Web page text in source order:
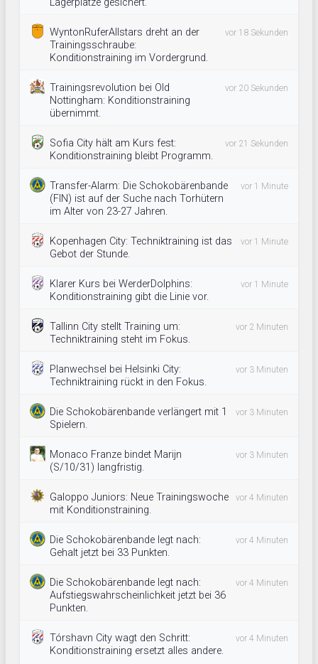
Lagerplätze gesichert.
WyntonRuferAllstars dreht an der
Trainingsschraube:
Konditionstraining im Vordergrund.
vor 18 Sekunden
Trainingsrevolution bei Old
Nottingham: Konditionstraining
übernimmt.
vor 20 Sekunden
Sofia City hält am Kurs fest:
Konditionstraining bleibt Programm.
vor 21 Sekunden
Transfer-Alarm: Die Schokobärenbande
(FIN) ist auf der Suche nach Torhütern
im Alter von 23-27 Jahren.
vor 1 Minute
Kopenhagen City: Techniktraining ist das
Gebot der Stunde.
vor 1 Minute
Klarer Kurs bei WerderDolphins:
Konditionstraining gibt die Linie vor.
vor 1 Minute
Tallinn City stellt Training um:
Techniktraining steht im Fokus.
vor 2 Minuten
Planwechsel bei Helsinki City:
Techniktraining rückt in den Fokus.
vor 3 Minuten
Die Schokobärenbande verlängert mit 1
Spielern.
vor 3 Minuten
Monaco Franze bindet Marijn
(S/10/31) langfristig.
vor 3 Minuten
Galoppo Juniors: Neue Trainingswoche
mit Konditionstraining.
vor 4 Minuten
Die Schokobärenbande legt nach:
Gehalt jetzt bei 33 Punkten.
vor 4 Minuten
Die Schokobärenbande legt nach:
Aufstiegswahrscheinlichkeit jetzt bei 36
Punkten.
vor 4 Minuten
Tórshavn City wagt den Schritt:
Konditionstraining ersetzt alles andere.
vor 4 Minuten